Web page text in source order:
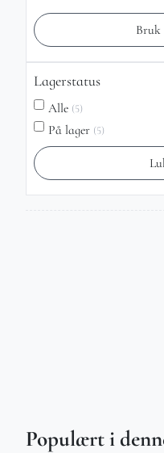
Lagerstatus
Alle (5)
På lager (5)
Populært i